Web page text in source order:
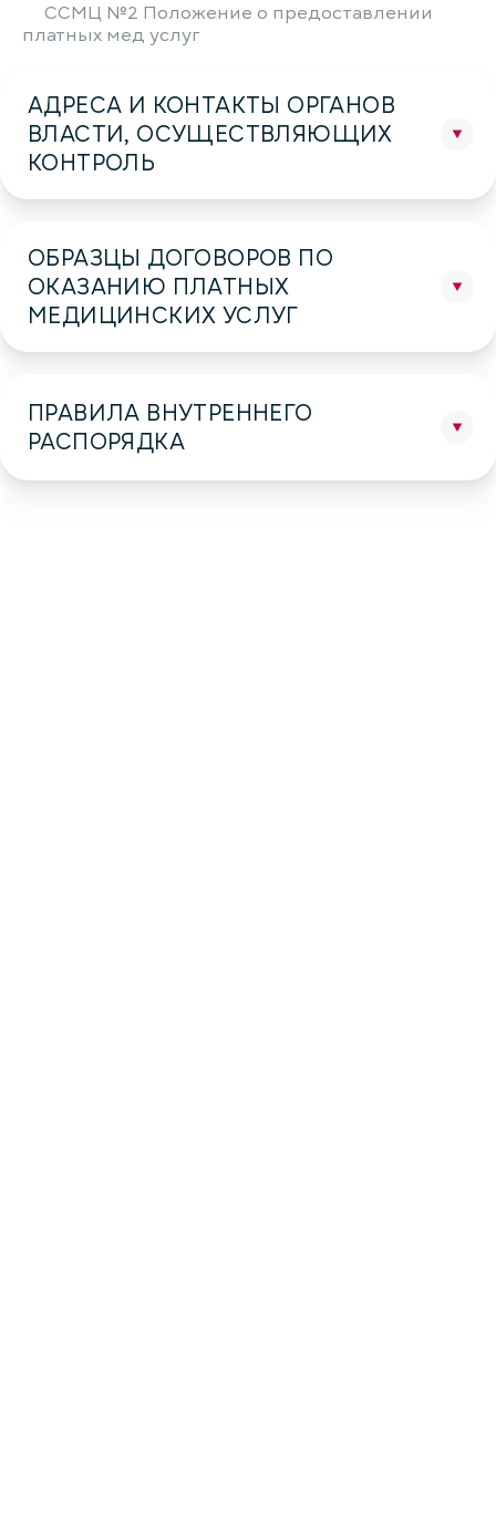
ССМЦ №2 Положение о предоставлении
платных мед услуг
АДРЕСА И КОНТАКТЫ ОРГАНОВ
ВЛАСТИ, ОСУЩЕСТВЛЯЮЩИХ
КОНТРОЛЬ
ОБРАЗЦЫ ДОГОВОРОВ ПО
ОКАЗАНИЮ ПЛАТНЫХ
МЕДИЦИНСКИХ УСЛУГ
ПРАВИЛА ВНУТРЕННЕГО
РАСПОРЯДКА